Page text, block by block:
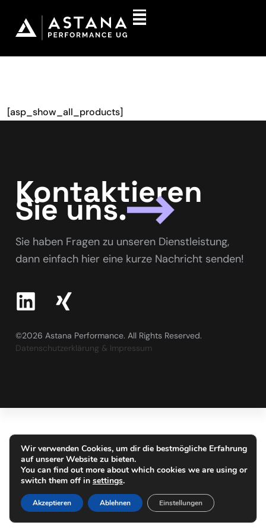
[asp_show_all_products]
Kontaktieren
Sie uns.
Sie haben Fragen zu unseren Dienstleistung,
dann einfach hier eine kurze Nachricht senden!
©2026 Astana Performance. All Rights Reserved.
Datenschutzerklärung & Impressum
Wir verwenden Cookies, um dir die bestmögliche Erfahrung
auf unserer Website zu bieten.
You can find out more about which cookies we are using or
switch them off in settings.
Akzeptieren Ablehnen Einstellungen